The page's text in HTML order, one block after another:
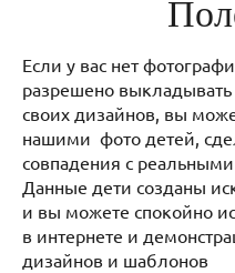
Если у вас нет
разрешено
своих дизайнов, вы
нашими фото детей,
совпадения с
Данные дети созданы
и вы можете спокойно
в интернете и
дизайнов и шаблонов